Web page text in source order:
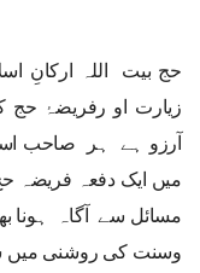
حج بیت اللہ ارکانِ
زیارت او رفریضۂ حج
آرزو ہے ہر صاحب
میں ایک دفعہ
مسائل سے آگاہ ہونا
وسنت کی روشنی میں